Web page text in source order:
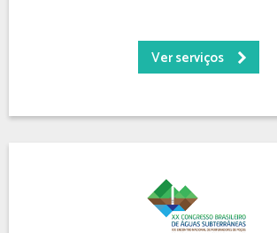
Ver serviços